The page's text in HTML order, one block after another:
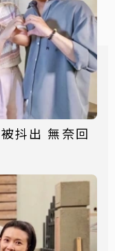
抖出 無奈回